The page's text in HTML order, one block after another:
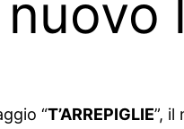
“T’ARREPIGLIE”, il